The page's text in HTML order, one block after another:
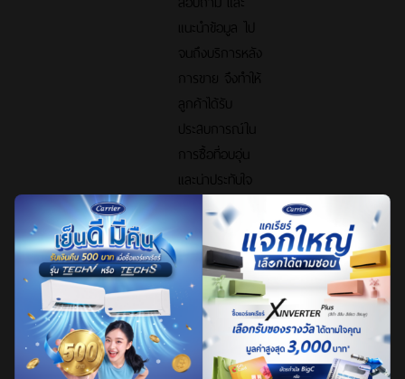
แนะนำข้อมูล ไป
จนถึงบริการหลัง
การขาย จึงทำให้
ลูกค้าได้รับ
ประสบการณ์ใน
การซื้อที่อบอุ่น
และน่าประทับใจ
ได้มากกว่า
สามารถใช้
บริการดูแลรักษา
แอร์ได้อย่างต่อ
เนื่อง เพราะ
สามารถตกลง
กันได้ง่ายกว่า